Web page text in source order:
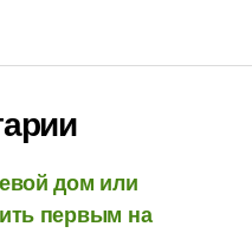
дом или
первым на